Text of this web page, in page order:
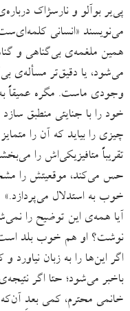
پی‌یر بوآلو و نارسژاک
می‌نویسند «انسانی
همین ملغمه‌ی بی‌گناهی و
می‌شود، یا دقیق‌تر مسأله‌ی
وجودی ماست. مگره عمیقاً
خود را با جنایتی منطبق
چیزی را بیاید که آن ‌را
تقریباً متافیزیکی‌اش را
حس می‌کند، موقعیتش را
خوب به استدلال می‌پردازد.»
آیا همه‌ی این‌ توضیح را
نوشت؟ او هم خوب بلد است
اگر این‌ها را به زبان
باخبر می‌شود؛ حتا اگر
خانمی محترم، کمی بعدِ